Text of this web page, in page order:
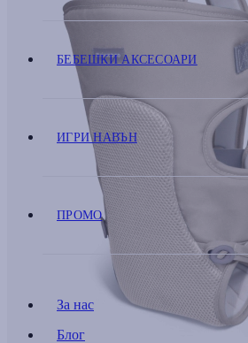
БЕБЕШКИ АКСЕСОАРИ
ИГРИ НАВЪН
ПРОМО
За нас
Блог